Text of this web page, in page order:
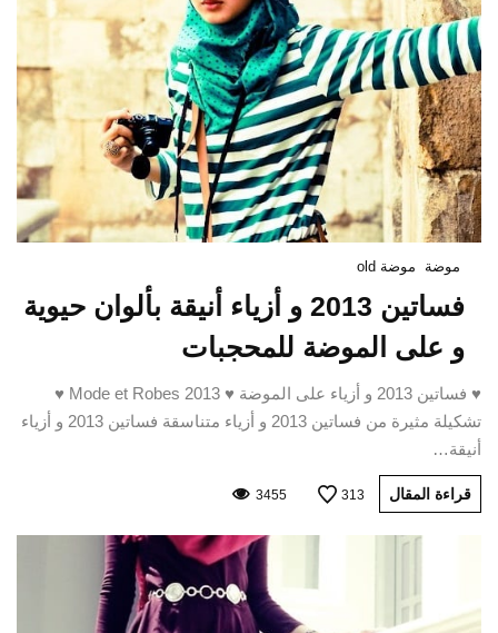
موضة موضة old
فساتين 2013 و أزياء أنيقة بألوان حيوية
و على الموضة للمحجبات
♥ فساتين 2013 و أزياء على الموضة ♥ Mode et Robes 2013 ♥
تشكيلة مثيرة من فساتين 2013 و أزياء متناسقة فساتين 2013 و أزياء
أنيقة…
قراءة المقال 313
3455